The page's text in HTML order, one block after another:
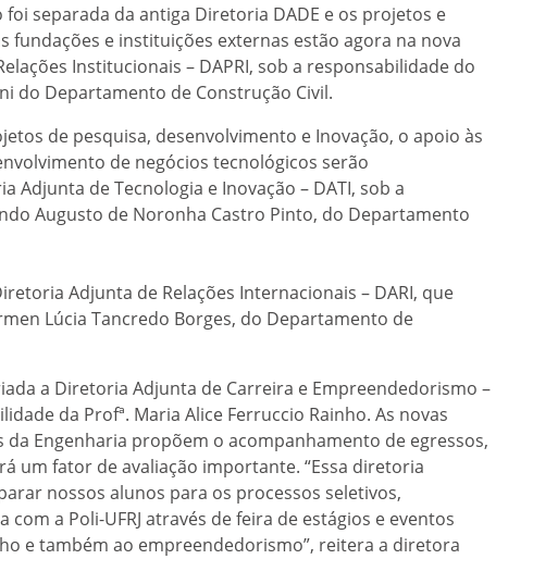
foi separada da antiga Diretoria DADE e os projetos e
fundações e instituições externas estão agora na nova
Institucionais – DAPRI, sob a responsabilidade do
do Departamento de Construção Civil.
de pesquisa, desenvolvimento e Inovação, o apoio às
de negócios tecnológicos serão
Adjunta de Tecnologia e Inovação – DATI, sob a
Augusto de Noronha Castro Pinto, do Departamento
Adjunta de Relações Internacionais – DARI, que
Lúcia Tancredo Borges, do Departamento de
a Diretoria Adjunta de Carreira e Empreendedorismo –
da Profª. Maria Alice Ferruccio Rainho. As novas
Engenharia propõem o acompanhamento de egressos,
um fator de avaliação importante. “Essa diretoria
nossos alunos para os processos seletivos,
a Poli-UFRJ através de feira de estágios e eventos
e também ao empreendedorismo”, reitera a diretora